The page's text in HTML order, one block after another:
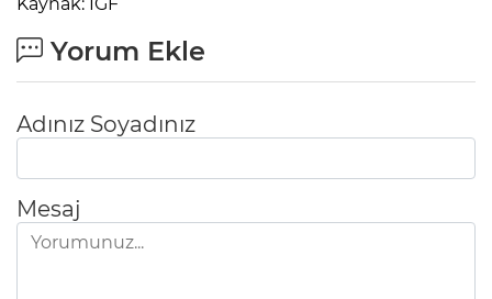
Yorum Ekle
Adınız Soyadınız
Mesaj